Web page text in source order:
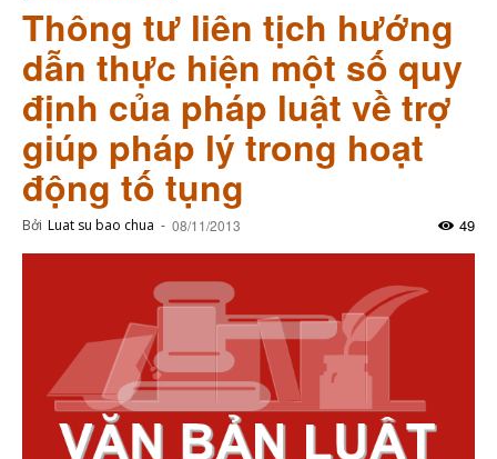
Thông tư liên tịch hướng
dẫn thực hiện một số quy
định của pháp luật về trợ
giúp pháp lý trong hoạt
động tố tụng
Bởi Luat su bao chua - 08/11/2013 49